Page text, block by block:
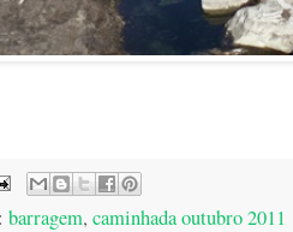
barragem, caminhada outubro 2011